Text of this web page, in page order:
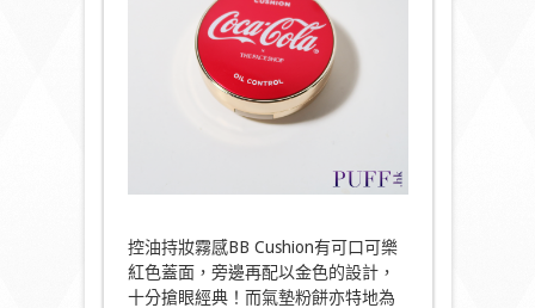
控油持妝霧感BB Cushion有可口可樂
紅色蓋面，旁邊再配以金色的設計，
十分搶眼經典！而氣墊粉餅亦特地為